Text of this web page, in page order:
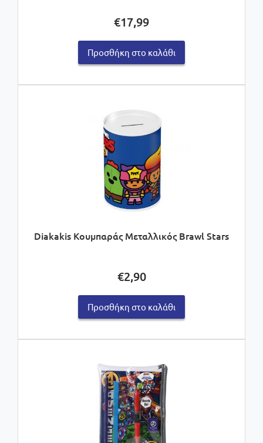
€17,99
Προσθήκη στο καλάθι
Diakakis Κουμπαράς Μεταλλικός Brawl Stars
€2,90
Προσθήκη στο καλάθι